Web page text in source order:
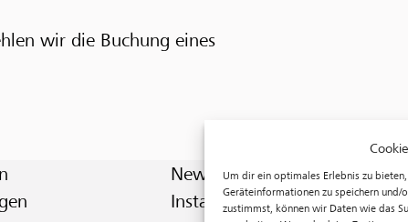
Um dir ein optimales Erlebnis zu
Geräteinformationen zu speichern und/
zustimmst, können wir Daten wie das
wir die Buchung eines
Newsletter
Instagram